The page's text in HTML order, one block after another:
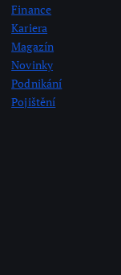
Finance
Kariera
Magazín
Novinky
Podnikání
Pojištění